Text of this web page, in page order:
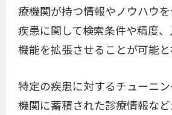
療機関が持つ情報やノウハウ
疾患に関して検索条件や精度
機能を拡張させることが可能と
特定の疾患に対するチューニ
機関に蓄積された診療情報な